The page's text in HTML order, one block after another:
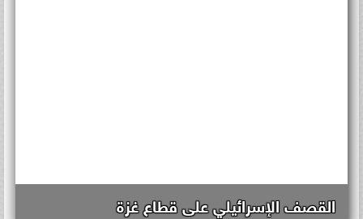
القصف الإسرائيلي على قطاع غزة